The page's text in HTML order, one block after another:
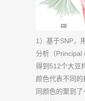
1）基于SNP，
分析（Principal
得到512个大豆
颜色代表不同
同颜色的聚到了